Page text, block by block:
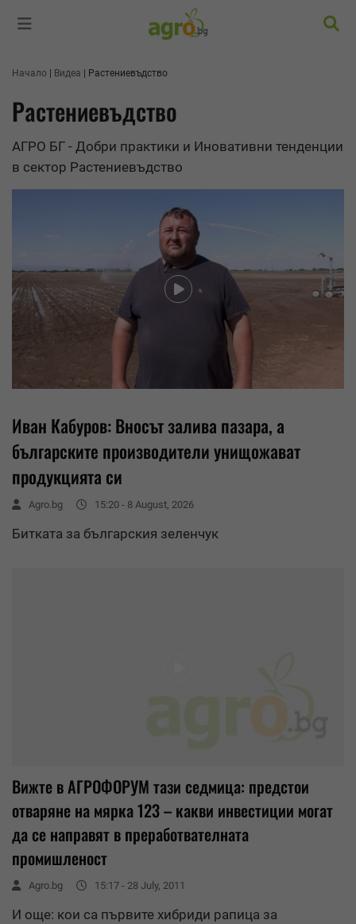
Начало Видеа Растениевъдство
Растениевъдство
АГРО БГ - Добри практики и Иновативни тенденции
в сектор Растениевъдство
Иван Кабуров: Вносът залива пазара, а
българските производители унищожават
продукцията си
Agro.bg 15:20 - 8 August, 2026
Битката за българския зеленчук
Вижте в АГРОФОРУМ тази седмица: предстои
отваряне на мярка 123 – какви инвестиции могат
да се направят в преработвателната
промишленост
Agro.bg 15:17 - 28 July, 2011
И още: кои са първите хибриди рапица за